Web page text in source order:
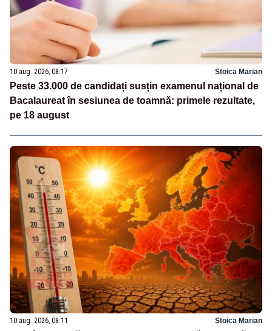
10 aug. 2026, 08:17 Stoica Marian
Peste 33.000 de candidați susțin examenul național de
Bacalaureat în sesiunea de toamnă: primele rezultate,
pe 18 august
10 aug. 2026, 08:11 Stoica Marian